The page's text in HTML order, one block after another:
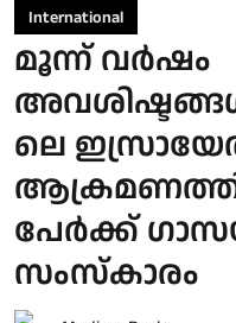
International
മൂന്ന് വര്‍ഷം
ലെ
ആക്രമണത്തില്‍
പേര്‍ക്ക്
സംസ്‌കാരം